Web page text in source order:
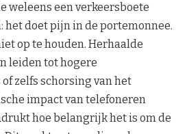
weleens een verkeersboete
het doet pijn in de portemonnee.
op te houden. Herhaalde
leiden tot hogere
zelfs schorsing van het
impact van telefoneren
hoe belangrijk het is om de